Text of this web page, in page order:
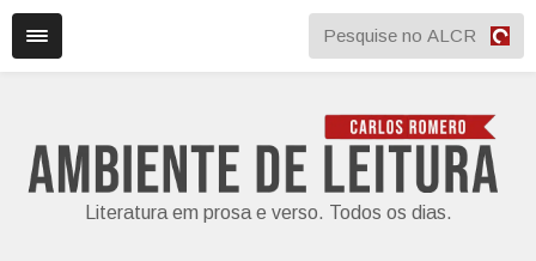
Literatura em prosa e verso. Todos os dias.